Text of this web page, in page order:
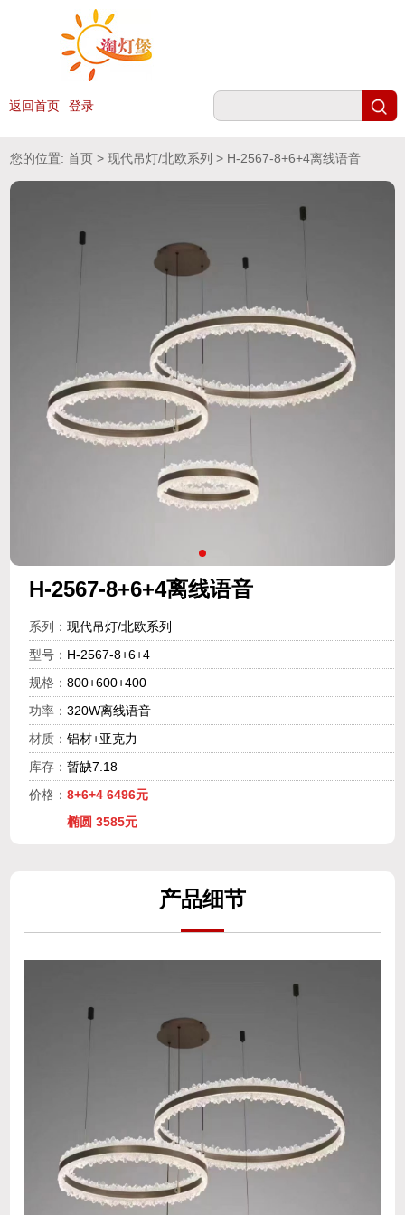
返回首页 登录
您的位置:首页 >现代吊灯/北欧系列 > H-2567-8+6+4离线语音
H-2567-8+6+4离线语音
系列： 现代吊灯/北欧系列
型号： H-2567-8+6+4
规格： 800+600+400
功率： 320W离线语音
材质： 铝材+亚克力
库存： 暂缺7.18
价格： 8+6+4 6496元
椭圆 3585元
产品细节